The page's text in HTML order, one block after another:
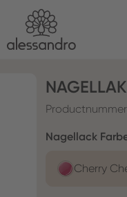
Selecteer
Nagellack
Cherry